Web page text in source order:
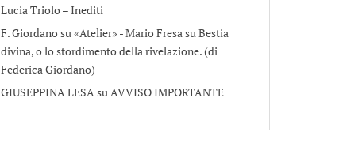
Lucia Triolo – Inediti
F. Giordano su «Atelier» - Mario FresasuBestia
divina, o lo stordimento della rivelazione. (di
Federica Giordano)
GIUSEPPINA LESAsuAVVISO IMPORTANTE